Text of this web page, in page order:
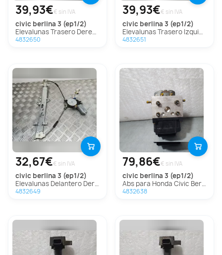
39,93€€ sin IVA
civic berlina 3 (ep1/2)
Elevalunas Trasero Derecho Para Honda Civic Berlina 3
4832650
39,93€€ sin IVA
civic berlina 3 (ep1/2)
Elevalunas Trasero Izquierdo Para Honda Civic Berlina 3
4832651
32,67€€ sin IVA
civic berlina 3 (ep1/2)
Elevalunas Delantero Derecho Para Honda Civic Berlina 3
4832649
79,86€€ sin IVA
civic berlina 3 (ep1/2)
Abs para Honda Civic Berlina 3 (Ep1/2)
4832638